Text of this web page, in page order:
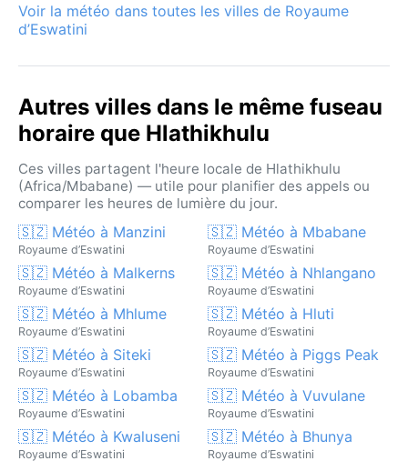
Voir la météo dans toutes les villes de Royaume
d’Eswatini
Autres villes dans le même fuseau
horaire que Hlathikhulu
Ces villes partagent l'heure locale de Hlathikhulu
(Africa/Mbabane) — utile pour planifier des appels ou
comparer les heures de lumière du jour.
🇸🇿 Météo à Manzini
Royaume d’Eswatini
🇸🇿 Météo à Mbabane
Royaume d’Eswatini
🇸🇿 Météo à Malkerns
Royaume d’Eswatini
🇸🇿 Météo à Nhlangano
Royaume d’Eswatini
🇸🇿 Météo à Mhlume
Royaume d’Eswatini
🇸🇿 Météo à Hluti
Royaume d’Eswatini
🇸🇿 Météo à Siteki
Royaume d’Eswatini
🇸🇿 Météo à Piggs Peak
Royaume d’Eswatini
🇸🇿 Météo à Lobamba
Royaume d’Eswatini
🇸🇿 Météo à Vuvulane
Royaume d’Eswatini
🇸🇿 Météo à Kwaluseni
Royaume d’Eswatini
🇸🇿 Météo à Bhunya
Royaume d’Eswatini